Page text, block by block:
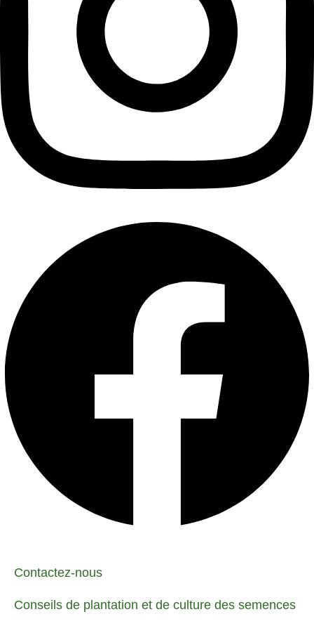
Contactez-nous
Conseils de plantation et de culture des semences